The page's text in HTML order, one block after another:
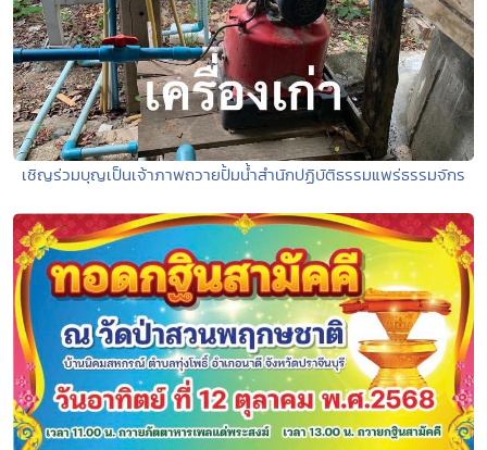
เชิญร่วมบุญเป็นเจ้าภาพถวายปั้มน้ำสำนักปฏิบัติธรรมแพร่ธรรมจักร